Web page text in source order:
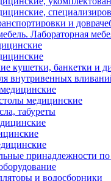
и
Лабораторная
кушетки, банкетки и
внутривенных
медицинские
табуреты
принадлежности по
и водосборники